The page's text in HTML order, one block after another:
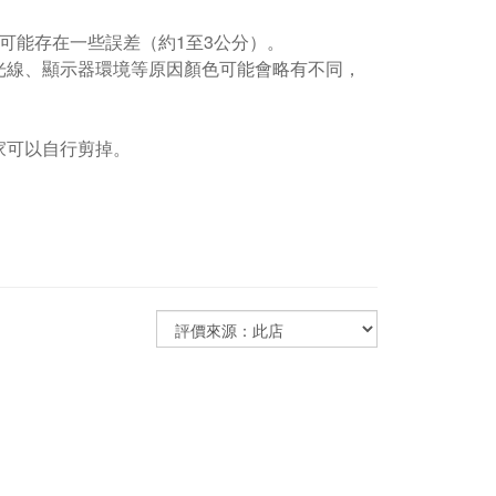
存在一些誤差（約1至3公分）。
、顯示器環境等原因顏色可能會略有不同，
以自行剪掉。